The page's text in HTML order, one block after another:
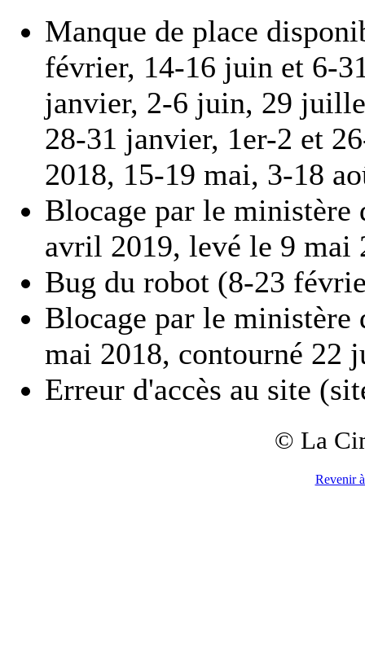
Manque de place
février, 14-16 juin et 6-
janvier, 2-6 juin, 29
28-31 janvier, 1er-2 et
2018, 15-19 mai, 3-18
Blocage par le
avril 2019, levé le 9 mai
Bug du robot (8-23
Blocage par le
mai 2018, contourné 22
Erreur d'accès au site
© La
Revenir